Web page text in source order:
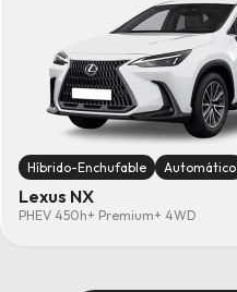
Híbrido-Enchufable Automático
Lexus NX
PHEV 450h+ Premium+ 4WD